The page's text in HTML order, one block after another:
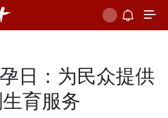
日：为民众提供
育服务